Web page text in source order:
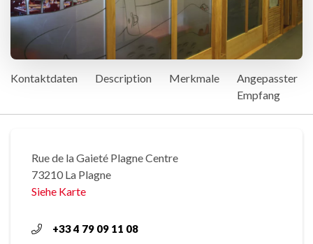
Kontaktdaten Description Merkmale
Angepasster
Empfang
Rue de la Gaieté Plagne Centre
73210 La Plagne
Siehe Karte
+33 4 79 09 11 08